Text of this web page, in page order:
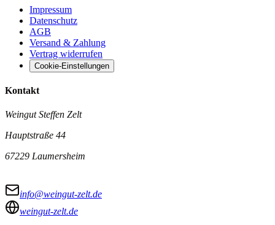
Impressum
Datenschutz
AGB
Versand & Zahlung
Vertrag widerrufen
Cookie-Einstellungen
Kontakt
Weingut Steffen Zelt
Hauptstraße 44
67229 Laumersheim
info@weingut-zelt.de
weingut-zelt.de